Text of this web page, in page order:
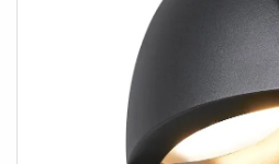
techniques: Nom du produit:
inoxydable, Matière: Acier
watts: 5 W, Flux lumineux: 150
3000 Kelvin, IRC: 80, Code
Encastrement, Forme:
Largeur: 11 cm, Hauteur:
d'encastrement: 25.2 cm,